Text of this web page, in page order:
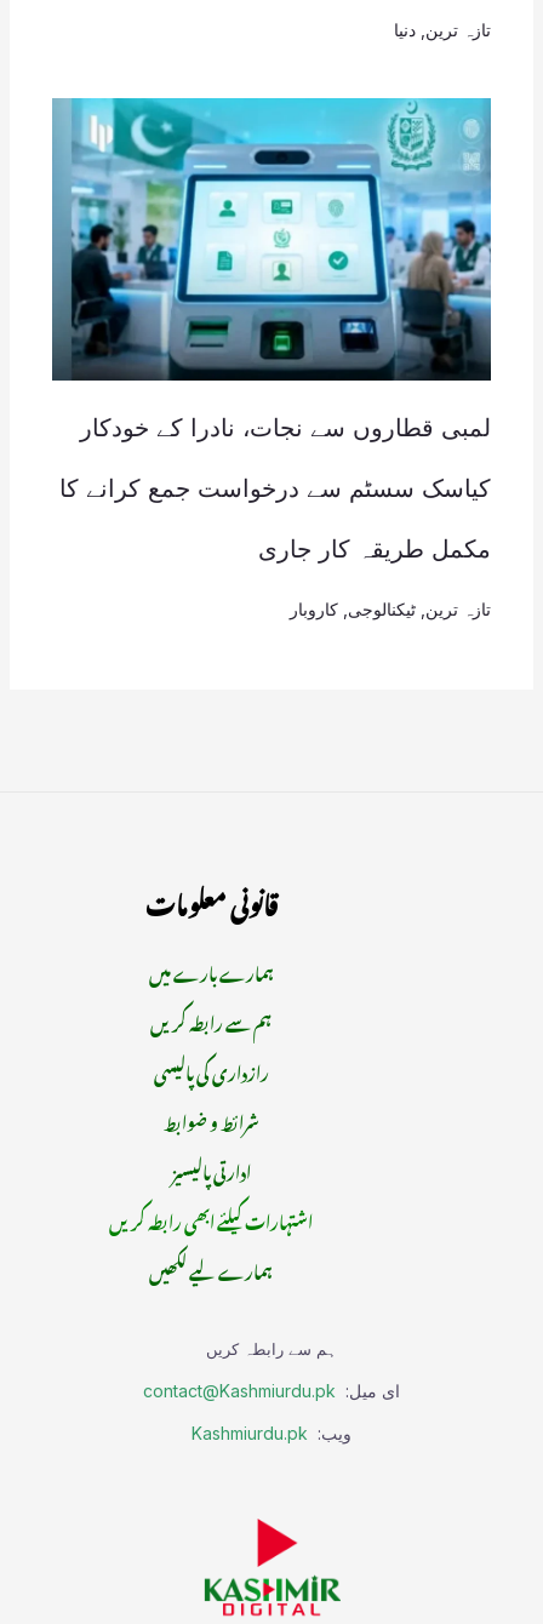
تازہ ترین دنیا
لمبی قطاروں سے نجات، نادرا کے خودکار
کیاسک سسٹم سے درخواست جمع کرانے کا
مکمل طریقہ کار جاری
تازہ ترین ٹیکنالوجی کاروبار
قانونی معلومات
ہمارے بارے میں
ہم سے رابطہ کریں
رازداری کی پالیسی
شرائط و ضوابط
ادارتی پالیسیز
اشتہارات کیلئے ابھی رابطہ کریں
ہمارے لیے لکھیں
ہم سے رابطہ کریں
ای میل: contact@Kashmiurdu.pk
ویب: Kashmiurdu.pk